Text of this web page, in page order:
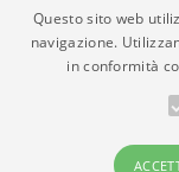
quindi non è
correttezza,
materia di
suddetti annunci.
© Copyright
Questo sito web
navigazione.
in conformità